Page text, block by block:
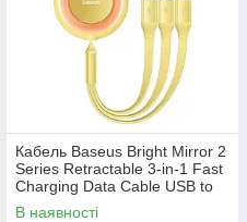
Кабель Baseus Bright Mirror 2
Series Retractable 3-in-1 Fast
Charging Data Cable USB to
M+L+C 3.5A 1.1m yellow
В наявності